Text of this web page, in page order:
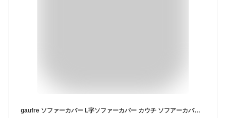
gaufre ソファーカバー L字ソファーカバー カウチ ソフアーカバー 3人 肘付き かけるだけ 2人掛け 3人掛け 伸縮素材 ストレッチ 2way生地 ゴーフル ワッフル 有 ソファカバー 高見え 肘かけあり 北欧風 三人 (右用, ダークグリーン【L字 DGN】)